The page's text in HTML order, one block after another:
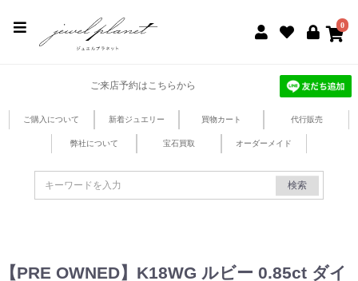
0
ご来店予約はこちらから
ご購入について 新着ジュエリー 買物カート 代行販売
弊社について 宝石買取 オーダーメイド
検索
【PRE OWNED】K18WG ルビー 0.85ct ダイ